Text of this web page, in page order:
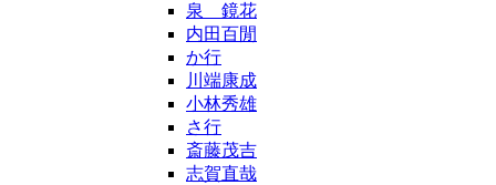
泉 鏡花
内田百閒
か行
川端康成
小林秀雄
さ行
斎藤茂吉
志賀直哉